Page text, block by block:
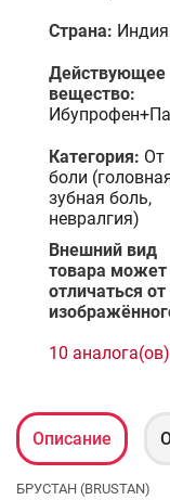
Страна: Индия
Действующее
вещество:
Категория: От
боли
зубная боль,
невралгия)
Bнешний вид
товара может
отличаться от
10 аналога(ов)
Описание
БРУСТАН (BRUSTAN)